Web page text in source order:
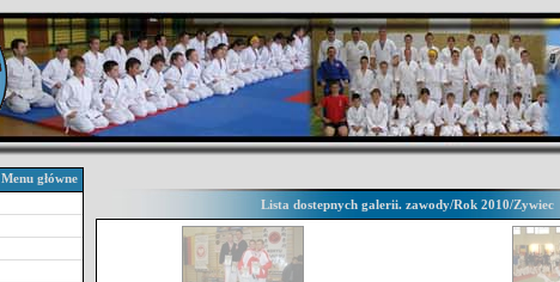
Menu główne
Lista dostepnych galerii. zawody/Rok 2010/Zywiec